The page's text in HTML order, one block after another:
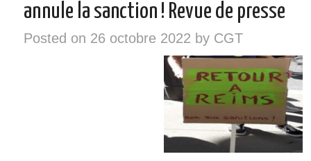
annule la sanction ! Revue de presse
Posted on 26 octobre 2022 by CGT